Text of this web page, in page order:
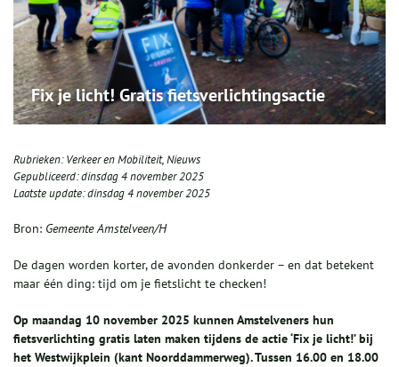
Fix je licht! Gratis fietsverlichtingsactie
Rubrieken:Verkeer en Mobiliteit,Nieuws
Gepubliceerd:dinsdag 4 november 2025
Laatste update:dinsdag 4 november 2025
Bron: Gemeente Amstelveen/H
De dagen worden korter, de avonden donkerder – en dat betekent
maar één ding: tijd om je fietslicht te checken!
Op maandag 10 november 2025 kunnen Amstelveners hun
fietsverlichting gratis laten maken tijdens de actie ‘Fix je licht!’ bij
het Westwijkplein (kant Noorddammerweg). Tussen 16.00 en 18.00